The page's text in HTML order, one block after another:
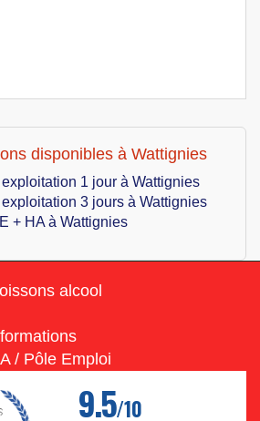
disponibles à Wattignies
1 jour à Wattignies
3 jours à Wattignies
+ HA à Wattignies
alcool
/ Pôle Emploi